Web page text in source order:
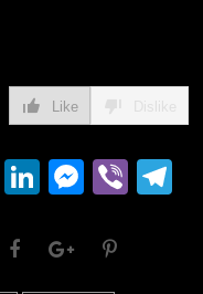
Like
WhatsApp
LinkedIn
Messenger
Viber